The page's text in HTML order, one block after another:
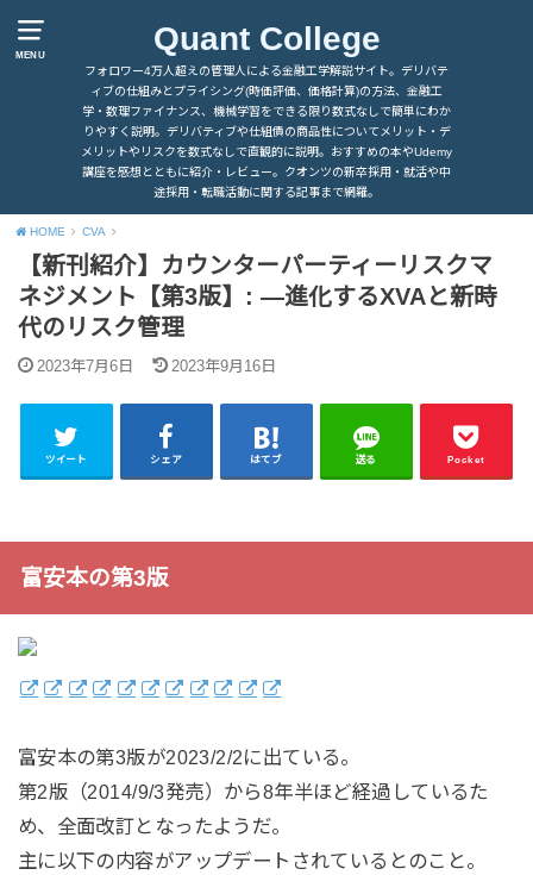
MENU Quant College
フォロワー4万人超えの管理人による金融工学解説サイト。デリバテ
ィブの仕組みとプライシング(時価評価、価格計算)の方法、金融工
学・数理ファイナンス、機械学習をできる限り数式なしで簡単にわか
りやすく説明。デリバティブや仕組債の商品性についてメリット・デ
メリットやリスクを数式なしで直観的に説明。おすすめの本やUdemy
講座を感想とともに紹介・レビュー。クオンツの新卒採用・就活や中
途採用・転職活動に関する記事まで網羅。
HOME CVA
【新刊紹介】カウンターパーティーリスクマ
ネジメント【第3版】: ―進化するXVAと新時
代のリスク管理
2023年7月6日 2023年9月16日
ツイート シェア はてブ 送る Pocket
富安本の第3版
富安本の第3版が2023/2/2に出ている。
第2版（2014/9/3発売）から8年半ほど経過しているた
め、全面改訂となったようだ。
主に以下の内容がアップデートされているとのこと。